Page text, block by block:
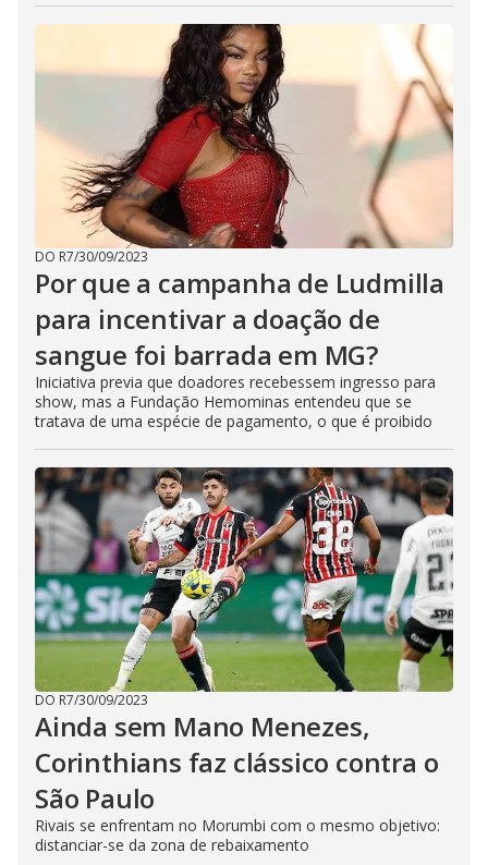
DO R7/30/09/2023
Por que a campanha de Ludmilla
para incentivar a doação de
sangue foi barrada em MG?
Iniciativa previa que doadores recebessem ingresso para
show, mas a Fundação Hemominas entendeu que se
tratava de uma espécie de pagamento, o que é proibido
DO R7/30/09/2023
Ainda sem Mano Menezes,
Corinthians faz clássico contra o
São Paulo
Rivais se enfrentam no Morumbi com o mesmo objetivo:
distanciar-se da zona de rebaixamento